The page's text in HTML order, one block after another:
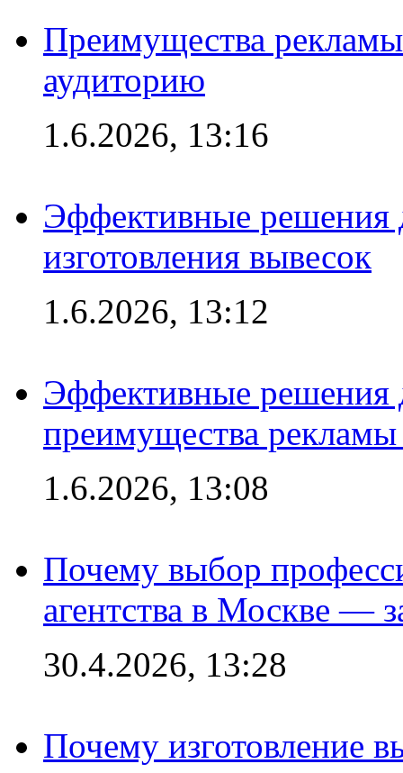
Преимущества
аудиторию
1.6.2026, 13:16
Эффективные решения
изготовления вывесок
1.6.2026, 13:12
Эффективные решения
преимущества рекламы
1.6.2026, 13:08
Почему выбор
агентства в Москве —
30.4.2026, 13:28
Почему изготовление